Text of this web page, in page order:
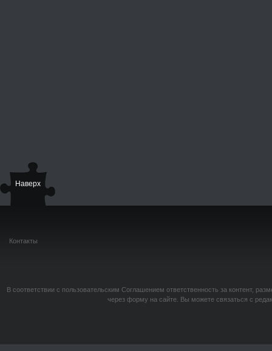
Наверх
Контакты
В соответствии с пользовательским Соглашением ответственность за контент,
через форму на сайте. Вы можете связаться с